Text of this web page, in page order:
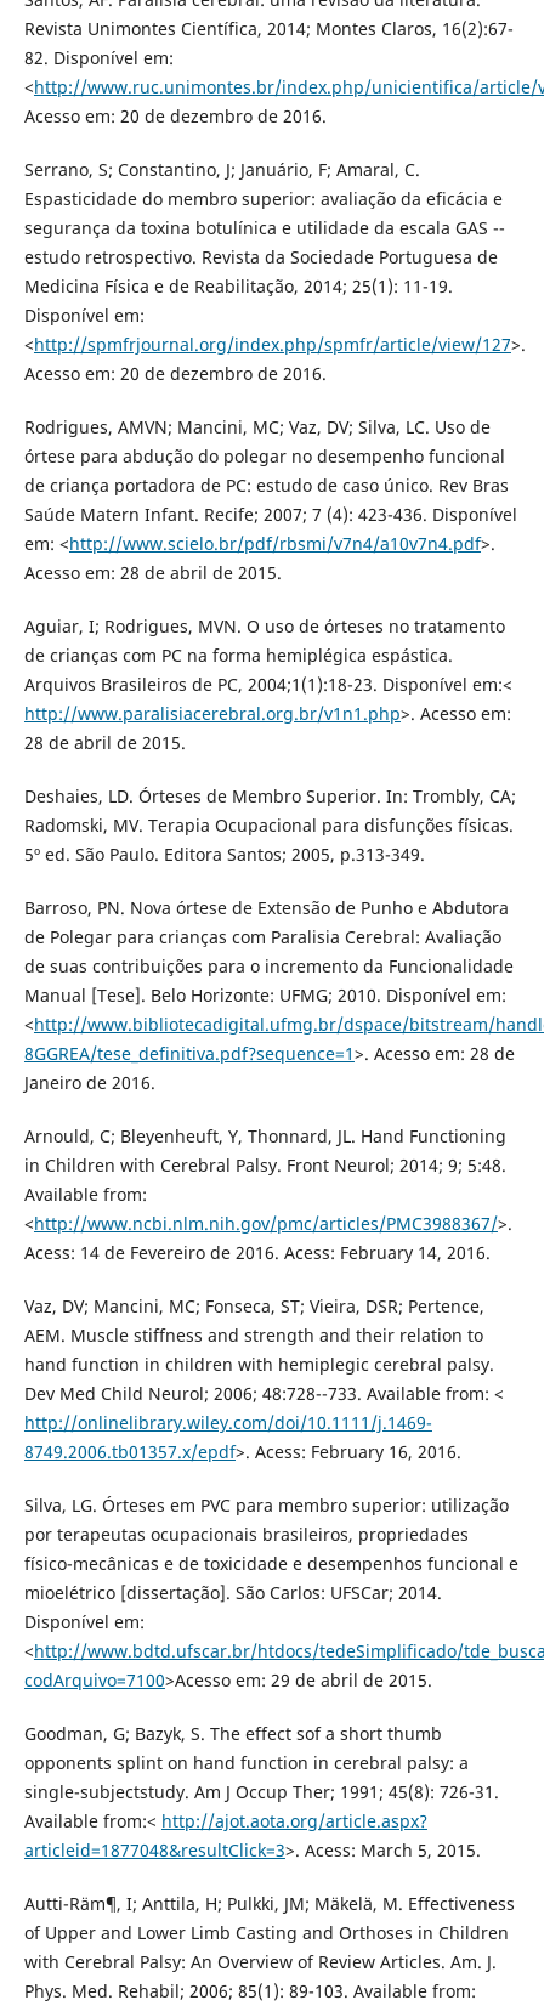
Revista Unimontes Científica, 2014; Montes Claros, 16(2):67-
82. Disponível em:
<http://www.ruc.unimontes.br/index.php/unicientifica/article/
Acesso em: 20 de dezembro de 2016.
Serrano, S; Constantino, J; Januário, F; Amaral, C.
Espasticidade do membro superior: avaliação da eficácia e
segurança da toxina botulínica e utilidade da escala GAS --
estudo retrospectivo. Revista da Sociedade Portuguesa de
Medicina Física e de Reabilitação, 2014; 25(1): 11-19.
Disponível em:
<http://spmfrjournal.org/index.php/spmfr/article/view/127>.
Acesso em: 20 de dezembro de 2016.
Rodrigues, AMVN; Mancini, MC; Vaz, DV; Silva, LC. Uso de
órtese para abdução do polegar no desempenho funcional
de criança portadora de PC: estudo de caso único. Rev Bras
Saúde Matern Infant. Recife; 2007; 7 (4): 423-436. Disponível
em: <http://www.scielo.br/pdf/rbsmi/v7n4/a10v7n4.pdf>.
Acesso em: 28 de abril de 2015.
Aguiar, I; Rodrigues, MVN. O uso de órteses no tratamento
de crianças com PC na forma hemiplégica espástica.
Arquivos Brasileiros de PC, 2004;1(1):18-23. Disponível em:<
http://www.paralisiacerebral.org.br/v1n1.php>. Acesso em:
28 de abril de 2015.
Deshaies, LD. Órteses de Membro Superior. In: Trombly, CA;
Radomski, MV. Terapia Ocupacional para disfunções físicas.
5º ed. São Paulo. Editora Santos; 2005, p.313-349.
Barroso, PN. Nova órtese de Extensão de Punho e Abdutora
de Polegar para crianças com Paralisia Cerebral: Avaliação
de suas contribuições para o incremento da Funcionalidade
Manual [Tese]. Belo Horizonte: UFMG; 2010. Disponível em:
<http://www.bibliotecadigital.ufmg.br/dspace/bitstream/
8GGREA/tese_definitiva.pdf?sequence=1>. Acesso em: 28 de
Janeiro de 2016.
Arnould, C; Bleyenheuft, Y, Thonnard, JL. Hand Functioning
in Children with Cerebral Palsy. Front Neurol; 2014; 9; 5:48.
Available from:
<http://www.ncbi.nlm.nih.gov/pmc/articles/PMC3988367/>.
Acess: 14 de Fevereiro de 2016. Acess: February 14, 2016.
Vaz, DV; Mancini, MC; Fonseca, ST; Vieira, DSR; Pertence,
AEM. Muscle stiffness and strength and their relation to
hand function in children with hemiplegic cerebral palsy.
Dev Med Child Neurol; 2006; 48:728--733. Available from: <
http://onlinelibrary.wiley.com/doi/10.1111/j.1469-
8749.2006.tb01357.x/epdf>. Acess: February 16, 2016.
Silva, LG. Órteses em PVC para membro superior: utilização
por terapeutas ocupacionais brasileiros, propriedades
físico-mecânicas e de toxicidade e desempenhos funcional e
mioelétrico [dissertação]. São Carlos: UFSCar; 2014.
Disponível em:
<http://www.bdtd.ufscar.br/htdocs/tedeSimplificado/
codArquivo=7100>Acesso em: 29 de abril de 2015.
Goodman, G; Bazyk, S. The effect sof a short thumb
opponents splint on hand function in cerebral palsy: a
single-subjectstudy. Am J Occup Ther; 1991; 45(8): 726-31.
Available from:< http://ajot.aota.org/article.aspx?
articleid=1877048&resultClick=3>. Acess: March 5, 2015.
Autti-Räm¶, I; Anttila, H; Pulkki, JM; Mäkelä, M. Effectiveness
of Upper and Lower Limb Casting and Orthoses in Children
with Cerebral Palsy: An Overview of Review Articles. Am. J.
Phys. Med. Rehabil; 2006; 85(1): 89-103. Available from: